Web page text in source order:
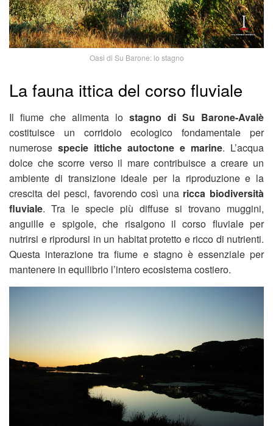
Oasi di Su Barone: lo stagno
La fauna ittica del corso fluviale
Il fiume che alimenta lo stagno di Su Barone-Avalè
costituisce un corridoio ecologico fondamentale per
numerose specie ittiche autoctone e marine. L’acqua
dolce che scorre verso il mare contribuisce a creare un
ambiente di transizione ideale per la riproduzione e la
crescita dei pesci, favorendo così una ricca biodiversità
fluviale. Tra le specie più diffuse si trovano muggini,
anguille e spigole, che risalgono il corso fluviale per
nutrirsi e riprodursi in un habitat protetto e ricco di nutrienti.
Questa interazione tra fiume e stagno è essenziale per
mantenere in equilibrio l’intero ecosistema costiero.